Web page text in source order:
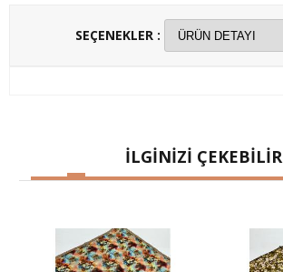
SEÇENEKLER :
İLGİNİZİ ÇEKEBİLİR